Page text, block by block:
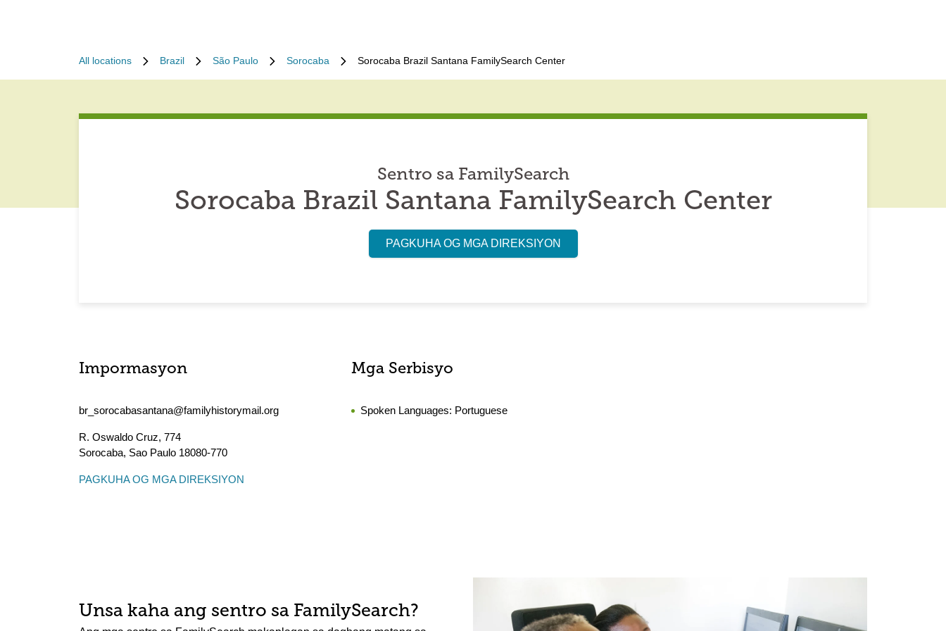
All locations Brazil São Paulo Sorocaba Sorocaba Brazil Santana FamilySearch Center
Sentro sa FamilySearch
Sorocaba Brazil Santana FamilySearch Center
PAGKUHA OG MGA DIREKSIYON
Impormasyon
br_sorocabasantana@familyhistorymail.org
R. Oswaldo Cruz, 774
Sorocaba, Sao Paulo 18080-770
PAGKUHA OG MGA DIREKSIYON
Mga Serbisyo
Spoken Languages: Portuguese
Unsa kaha ang sentro sa FamilySearch?